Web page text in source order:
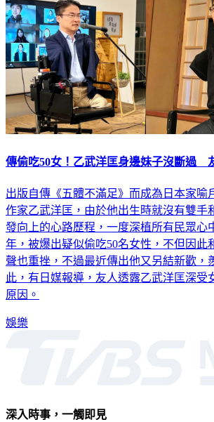
傳偷吃50女！乙武洋匡身邊妹子沒斷過
出版自傳《五體不滿足》而成為日本家喻
作家乙武洋匡，由於他出生時就沒有雙手
發向上的心路歷程，一度深植所有民眾心
年，被爆出疑似偷吃50名女性，不但因此
聲也重挫，不過最近傳出他又另結新歡，
此，有日媒報導，友人透露乙武洋匡深受
原因。
娛樂
深入時事，一觸即見